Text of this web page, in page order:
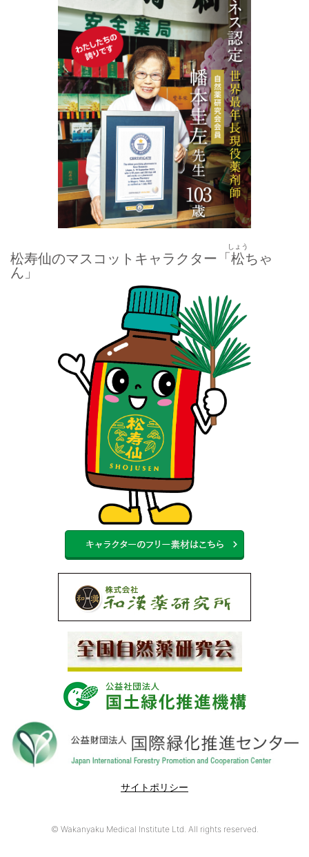
松寿仙のマスコットキャラクター「松
しょう
ちゃ
ん」
サイトポリシー
© Wakanyaku Medical Institute Ltd. All rights reserved.